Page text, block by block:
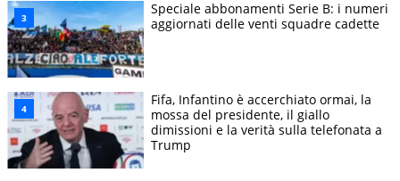
Speciale abbonamenti Serie B: i numeri
aggiornati delle venti squadre cadette
Fifa, Infantino è accerchiato ormai, la
mossa del presidente, il giallo
dimissioni e la verità sulla telefonata a
Trump